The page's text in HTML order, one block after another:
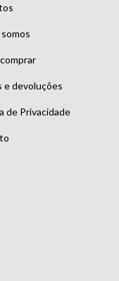
e devoluções
de Privacidade